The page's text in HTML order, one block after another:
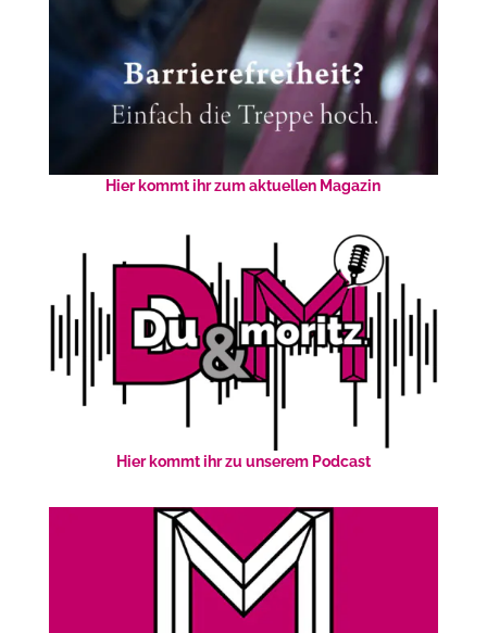
Hier kommt ihr zum aktuellen Magazin
Hier kommt ihr zu unserem Podcast